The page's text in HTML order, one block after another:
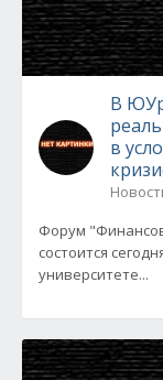
В
в
Форум
состоится
университете...